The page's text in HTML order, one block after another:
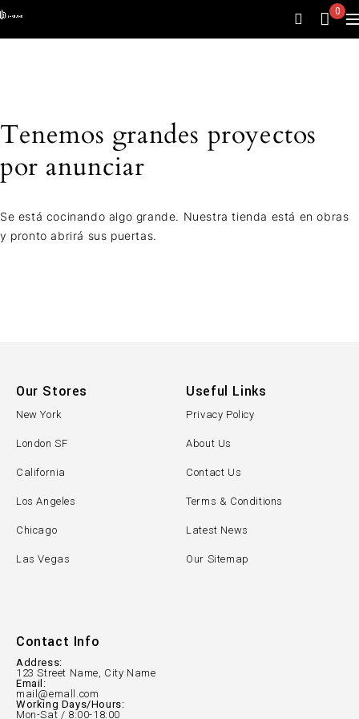
0
Tenemos grandes proyectos
por anunciar
Se está cocinando algo grande. Nuestra tienda está en obras
y pronto abrirá sus puertas.
Contact Info
Address:
123 Street Name, City Name
Email:
mail@emall.com
Working Days/Hours:
Mon-Sat / 8:00-18:00
Our Stores
New York
London SF
California
Los Angeles
Chicago
Las Vegas
Useful Links
Privacy Policy
About Us
Contact Us
Terms & Conditions
Latest News
Our Sitemap